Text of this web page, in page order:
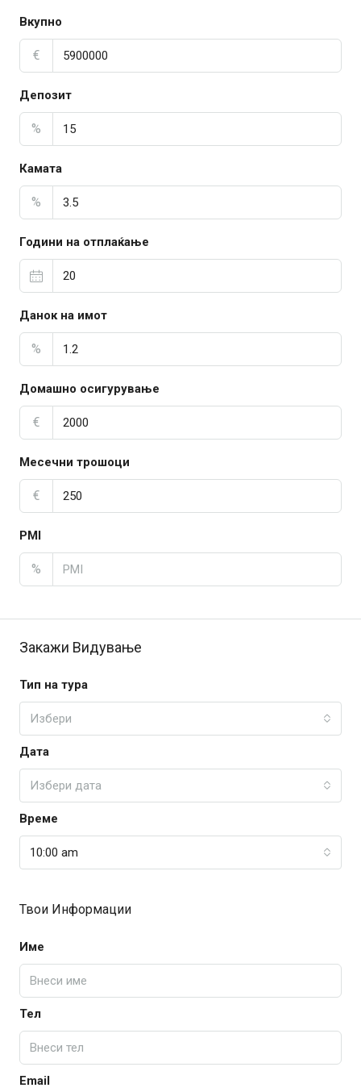
Вкупно
€
Депозит
%
Камата
%
Години на отплаќање
Данок на имот
%
Домашно осигурување
€
Месечни трошоци
€
PMI
%
Закажи Видување
Тип на тура
Избери
Дата
Избери дата
Време
10:00 am
Твои Информации
Име
Тел
Email